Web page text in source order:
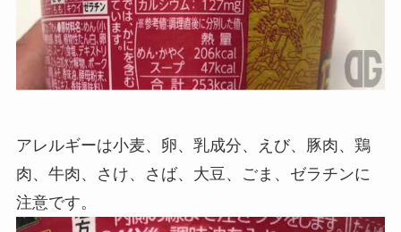
アレルギーは小麦、卵、乳成分、えび、豚肉、鶏
肉、牛肉、さけ、さば、大豆、ごま、ゼラチンに
注意です。